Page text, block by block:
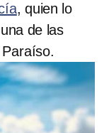
, quien lo
de las